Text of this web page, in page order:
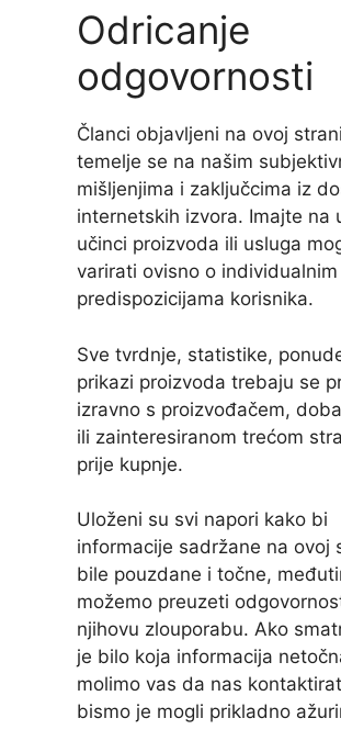
Odricanje
odgovornosti
Članci objavljeni na ovoj
temelje se na našim
mišljenjima i zaključcima iz
internetskih izvora. Imajte na
učinci proizvoda ili usluga
varirati ovisno o individualnim
predispozicijama korisnika.
Sve tvrdnje, statistike,
prikazi proizvoda trebaju se
izravno s proizvođačem,
ili zainteresiranom trećom
prije kupnje.
Uloženi su svi napori kako bi
informacije sadržane na ovoj
bile pouzdane i točne,
možemo preuzeti
njihovu zlouporabu. Ako
je bilo koja informacija
molimo vas da nas
bismo je mogli prikladno